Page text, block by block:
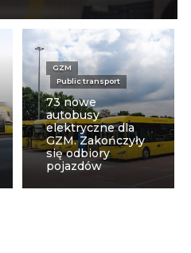
GZM
Public transport
73 nowe
autobusy
elektryczne dla
GZM. Zakończyły
się odbiory
pojazdów